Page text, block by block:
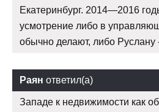
Екатеринбург. 2014—2016
усмотрение либо в
обычно делают, либо Руслану
Раян ответил(а)
Западе к недвижимости как